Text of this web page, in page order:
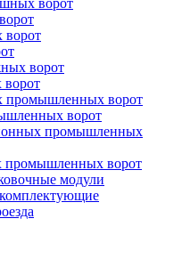
ворот
ворот
вopoт
вopoт
промышленных ворот
вopoт
промышленных
промышленных вopoт
модули